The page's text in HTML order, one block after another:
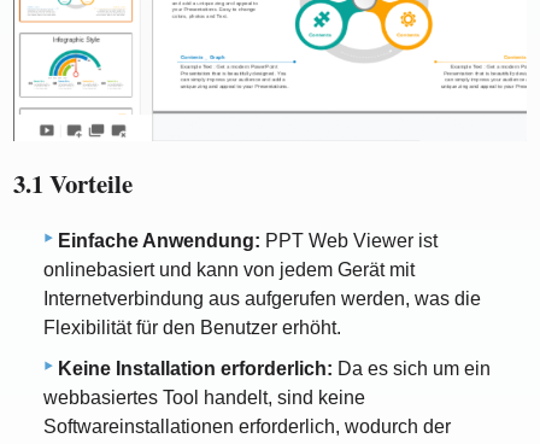
3.1 Vorteile
Einfache Anwendung: PPT Web Viewer ist
onlinebasiert und kann von jedem Gerät mit
Internetverbindung aus aufgerufen werden, was die
Flexibilität für den Benutzer erhöht.
Keine Installation erforderlich: Da es sich um ein
webbasiertes Tool handelt, sind keine
Softwareinstallationen erforderlich, wodurch der